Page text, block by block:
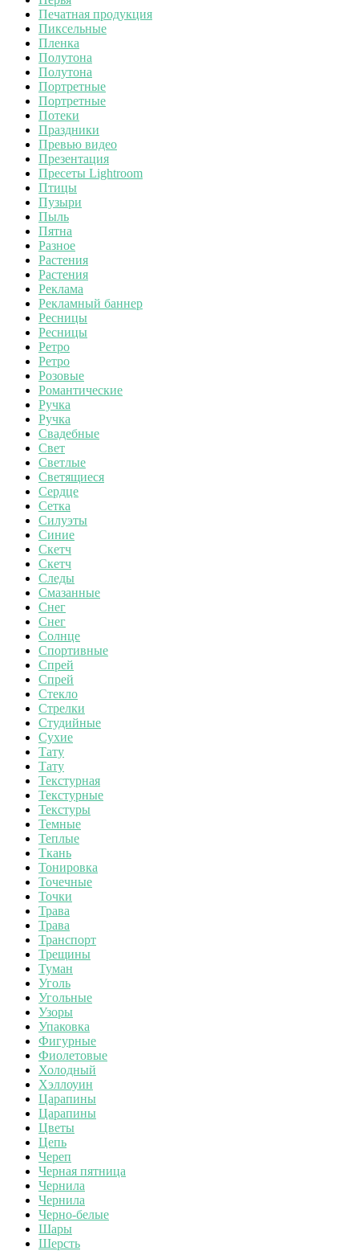
Печатная продукция
Пиксельные
Пленка
Полутона
Полутона
Портретные
Портретные
Потеки
Праздники
Превью видео
Презентация
Пресеты Lightroom
Птицы
Пузыри
Пыль
Пятна
Разное
Растения
Растения
Реклама
Рекламный баннер
Ресницы
Ресницы
Ретро
Ретро
Розовые
Романтические
Ручка
Ручка
Свадебные
Свет
Светлые
Светящиеся
Сердце
Сетка
Силуэты
Синие
Скетч
Скетч
Следы
Смазанные
Снег
Снег
Солнце
Спортивные
Спрей
Спрей
Стекло
Стрелки
Студийные
Сухие
Тату
Тату
Текстурная
Текстурные
Текстуры
Темные
Теплые
Ткань
Тонировка
Точечные
Точки
Трава
Трава
Транспорт
Трещины
Туман
Уголь
Угольные
Узоры
Упаковка
Фигурные
Фиолетовые
Холодный
Хэллоуин
Царапины
Царапины
Цветы
Цепь
Череп
Черная пятница
Чернила
Чернила
Черно-белые
Шары
Шерсть